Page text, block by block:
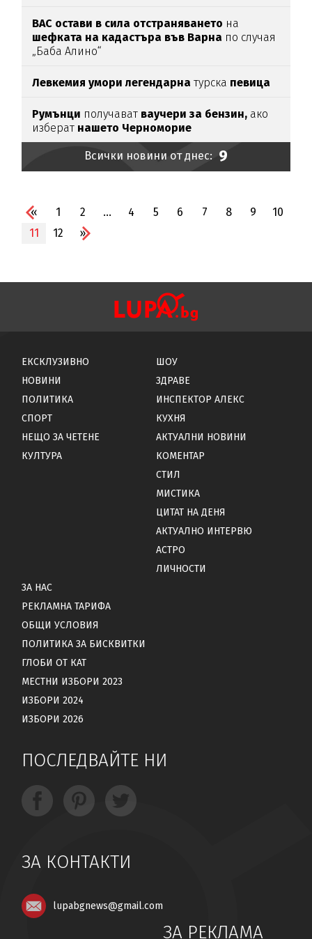
ВАС остави в сила отстраняването на
шефката на кадастъра във Варна по случая
„Баба Алино“
Левкемия умори легендарна турска певица
Румънци получават ваучери за бензин, ако
изберат нашето Черноморие
Всички новини от днес: 9
« 1 2 ... 4 5 6 7 8 9
10
11
12 »
ЕКСКЛУЗИВНО
НОВИНИ
ПОЛИТИКА
СПОРТ
НЕЩО ЗА ЧЕТЕНЕ
КУЛТУРА
ШОУ
ЗДРАВЕ
ИНСПЕКТОР АЛЕКС
КУХНЯ
АКТУАЛНИ НОВИНИ
КОМЕНТАР
СТИЛ
МИСТИКА
ЦИТАТ НА ДЕНЯ
АКТУАЛНО ИНТЕРВЮ
АСТРО
ЛИЧНОСТИ
ЗА НАС
РЕКЛАМНА ТАРИФА
ОБЩИ УСЛОВИЯ
ПОЛИТИКА ЗА БИСКВИТКИ
ГЛОБИ ОТ КАТ
МЕСТНИ ИЗБОРИ 2023
ИЗБОРИ 2024
ИЗБОРИ 2026
ПОСЛЕДВАЙТЕ НИ
ЗА КОНТАКТИ
lupabgnews@gmail.com
ЗА РЕКЛАМА